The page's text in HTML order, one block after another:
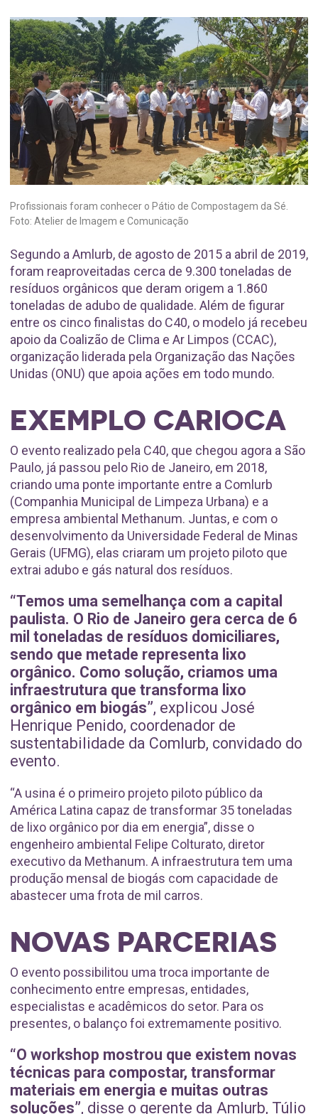
Profissionais foram conhecer o Pátio de Compostagem da Sé.
Foto: Atelier de Imagem e Comunicação
Segundo a Amlurb, de agosto de 2015 a abril de 2019,
foram reaproveitadas cerca de 9.300 toneladas de
resíduos orgânicos que deram origem a 1.860
toneladas de adubo de qualidade. Além de figurar
entre os cinco finalistas do C40, o modelo já recebeu
apoio da Coalizão de Clima e Ar Limpos (CCAC),
organização liderada pela Organização das Nações
Unidas (ONU) que apoia ações em todo mundo.
EXEMPLO CARIOCA
O evento realizado pela C40, que chegou agora a São
Paulo, já passou pelo Rio de Janeiro, em 2018,
criando uma ponte importante entre a Comlurb
(Companhia Municipal de Limpeza Urbana) e a
empresa ambiental Methanum. Juntas, e com o
desenvolvimento da Universidade Federal de Minas
Gerais (UFMG), elas criaram um projeto piloto que
extrai adubo e gás natural dos resíduos.
“Temos uma semelhança com a capital
paulista. O Rio de Janeiro gera cerca de 6
mil toneladas de resíduos domiciliares,
sendo que metade representa lixo
orgânico. Como solução, criamos uma
infraestrutura que transforma lixo
orgânico em biogás”, explicou José
Henrique Penido, coordenador de
sustentabilidade da Comlurb, convidado do
evento.
“A usina é o primeiro projeto piloto público da
América Latina capaz de transformar 35 toneladas
de lixo orgânico por dia em energia”, disse o
engenheiro ambiental Felipe Colturato, diretor
executivo da Methanum. A infraestrutura tem uma
produção mensal de biogás com capacidade de
abastecer uma frota de mil carros.
NOVAS PARCERIAS
O evento possibilitou uma troca importante de
conhecimento entre empresas, entidades,
especialistas e acadêmicos do setor. Para os
presentes, o balanço foi extremamente positivo.
“O workshop mostrou que existem novas
técnicas para compostar, transformar
materiais em energia e muitas outras
soluções”, disse o gerente da Amlurb, Túlio